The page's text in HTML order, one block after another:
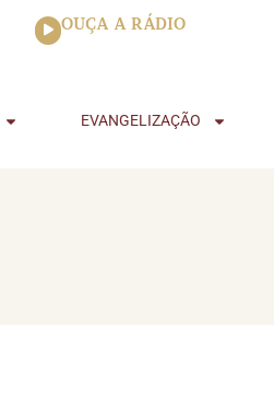
Tocador
de
OUÇA A RÁDIO
EVANGELIZAÇÃO